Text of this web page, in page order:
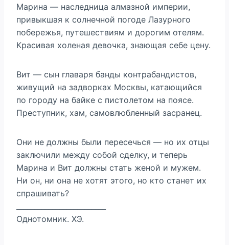
Марина — наследница алмазной империи,
привыкшая к солнечной погоде Лазурного
побережья, путешествиям и дорогим отелям.
Красивая холеная девочка, знающая себе цену.
Вит — сын главаря банды контрабандистов,
живущий на задворках Москвы, катающийся
по городу на байке с пистолетом на поясе.
Преступник, хам, самовлюбленный засранец.
Они не должны были пересечься — но их отцы
заключили между собой сделку, и теперь
Марина и Вит должны стать женой и мужем.
Ни он, ни она не хотят этого, но кто станет их
спрашивать?
Однотомник. ХЭ.